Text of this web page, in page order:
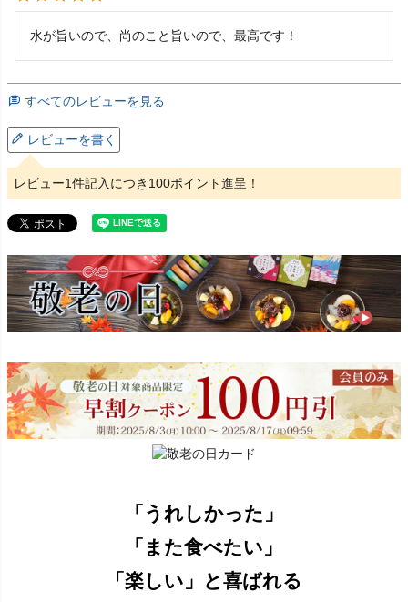
水が旨いので、尚のこと旨いので、最高です！
すべてのレビューを見る
レビューを書く
レビュー1件記入につき100ポイント進呈！
「うれしかった」
「また食べたい」
「楽しい」と喜ばれる